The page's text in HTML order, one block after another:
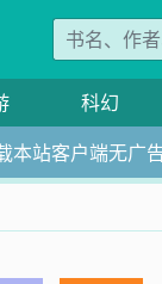
科幻
本站客户端无广